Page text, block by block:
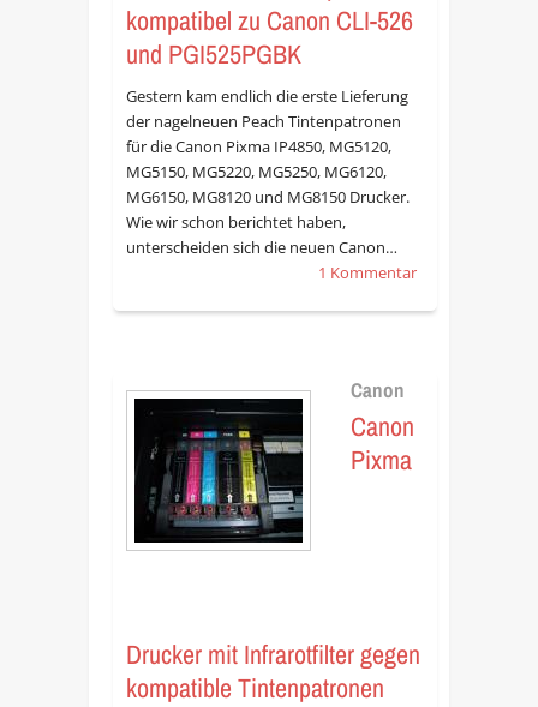
kompatibel zu Canon CLI-526
und PGI525PGBK
Gestern kam endlich die erste Lieferung
der nagelneuen Peach Tintenpatronen
für die Canon Pixma IP4850, MG5120,
MG5150, MG5220, MG5250, MG6120,
MG6150, MG8120 und MG8150 Drucker.
Wie wir schon berichtet haben,
unterscheiden sich die neuen Canon…
1 Kommentar
Canon
Canon
Pixma
Drucker mit Infrarotfilter gegen
kompatible Tintenpatronen